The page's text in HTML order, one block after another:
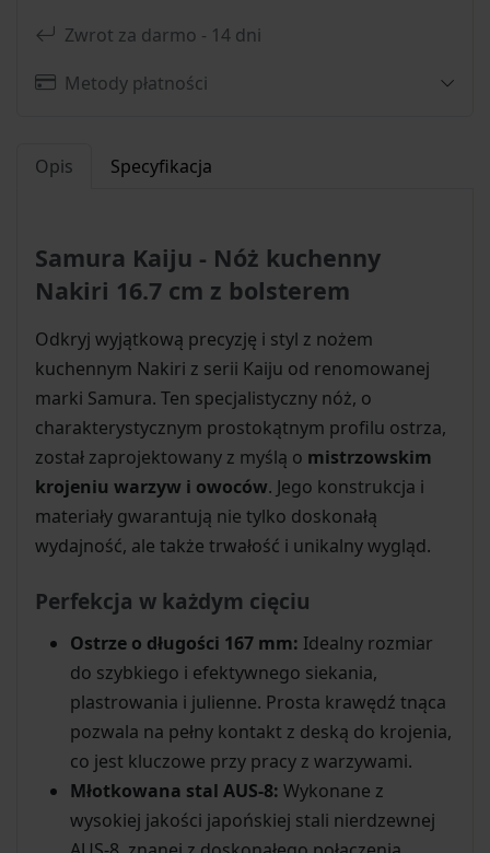
Zwrot za darmo - 14 dni
Metody płatności
Opis Specyfikacja
Samura Kaiju - Nóż kuchenny
Nakiri 16.7 cm z bolsterem
Odkryj wyjątkową precyzję i styl z nożem
kuchennym Nakiri z serii Kaiju od renomowanej
marki Samura. Ten specjalistyczny nóż, o
charakterystycznym prostokątnym profilu ostrza,
został zaprojektowany z myślą o mistrzowskim
krojeniu warzyw i owoców. Jego konstrukcja i
materiały gwarantują nie tylko doskonałą
wydajność, ale także trwałość i unikalny wygląd.
Perfekcja w każdym cięciu
Ostrze o długości 167 mm: Idealny rozmiar
do szybkiego i efektywnego siekania,
plastrowania i julienne. Prosta krawędź tnąca
pozwala na pełny kontakt z deską do krojenia,
co jest kluczowe przy pracy z warzywami.
Młotkowana stal AUS-8: Wykonane z
wysokiej jakości japońskiej stali nierdzewnej